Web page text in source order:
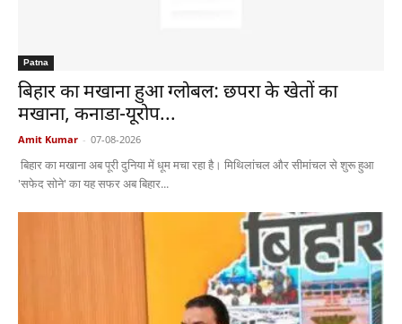
Patna
बिहार का मखाना हुआ ग्लोबल: छपरा के खेतों का
मखाना, कनाडा-यूरोप...
Amit Kumar - 07-08-2026
बिहार का मखाना अब पूरी दुनिया में धूम मचा रहा है। मिथिलांचल और सीमांचल से शुरू हुआ
'सफेद सोने' का यह सफर अब बिहार...